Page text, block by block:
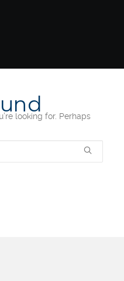
looking for. Perhaps